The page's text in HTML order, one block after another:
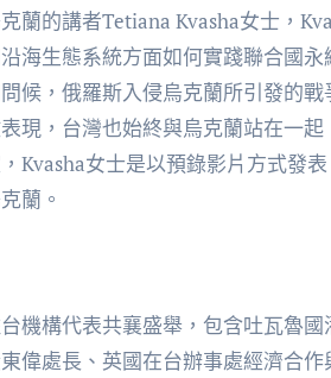
蘭的講者Tetiana Kvasha女士，
海生態系統方面如何實踐聯合國
候，俄羅斯入侵烏克蘭所引發的戰
現，台灣也始終與烏克蘭站在一
Kvasha女士是以預錄影片方式發
蘭。
機構代表共襄盛舉，包含吐瓦魯
偉處長、英國在台辦事處經濟合作